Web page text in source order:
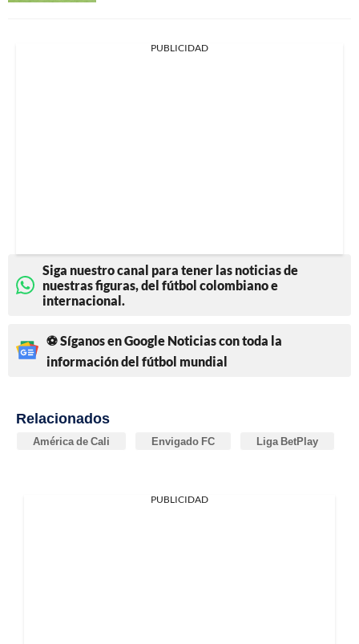
PUBLICIDAD
Siga nuestro canal para tener las noticias de
nuestras figuras, del fútbol colombiano e
internacional.
⚽ Síganos en Google Noticias con toda la
información del fútbol mundial
Relacionados
América de Cali Envigado FC Liga BetPlay
PUBLICIDAD